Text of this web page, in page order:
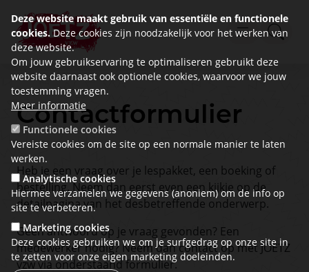
Deze website maakt gebruik van essentiële en functionele
cookies. Deze cookies zijn noodzakelijk voor het werken van
deze website.
Om jouw gebruikservaring te optimaliseren gebruikt deze
website daarnaast ook optionele cookies, waarvoor we jouw
toestemming vragen.
Meer informatie
Functionele cookies
Vereiste cookies om de site op een normale manier te laten
werken.
Analytische cookies
Hiermee verzamelen we gegevens (anoniem) om de info op
site te verbeteren.
Marketing cookies
Deze cookies gebruiken we om je surfgedrag op onze site in
te zetten voor onze eigen marketing doeleinden.
Contactformulier
Heb je een vraag over je lespakket, een boeking of
bestelling. Neem dan eerst even een kijkje op de
detailpagina van het desbetreffende onderwerp.
Geen antwoord op je vraag gevonden? Een
medewerker nodig? Neem dan contact op met JOETZ
vzw via onderstaand formulier.